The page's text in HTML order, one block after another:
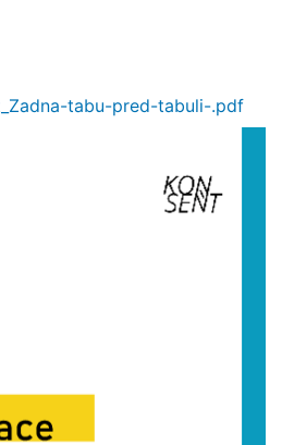
tabu-pred-tabuli-.pdf